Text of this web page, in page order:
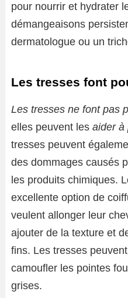
pour nourrir et hydrater
démangeaisons
dermatologue ou un
Les tresses font
Les tresses ne font pas
elles peuvent les aider à
tresses peuvent
des dommages causés
les produits chimiques.
excellente option de
veulent allonger leur
ajouter de la texture et
fins. Les tresses
camoufler les pointes
grises.